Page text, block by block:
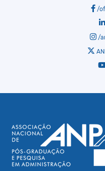
/
/